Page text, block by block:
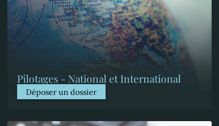
Pilotages - National et International
Déposer un dossier